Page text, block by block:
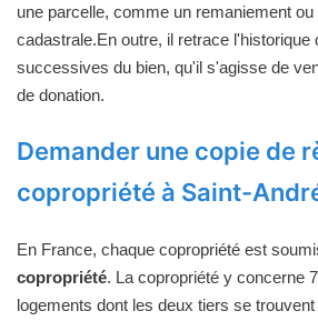
une parcelle, comme un remaniement
cadastrale.En outre, il retrace l'historique
successives du bien, qu'il s'agisse de
de donation.
Demander une copie de
copropriété à Saint-
En France, chaque copropriété est
copropriété. La copropriété y concerne
logements dont les deux tiers se